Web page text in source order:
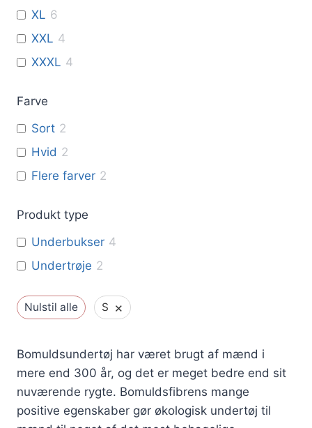
XL 6
XXL 4
XXXL 4
Farve
Sort 2
Hvid 2
Flere farver 2
Produkt type
Underbukser 4
Undertrøje 2
Nulstil alle S ×
Bomuldsundertøj har været brugt af mænd i
mere end 300 år, og det er meget bedre end sit
nuværende rygte. Bomuldsfibrens mange
positive egenskaber gør økologisk undertøj til